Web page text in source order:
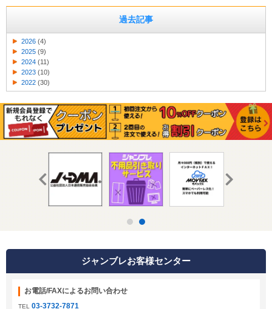
過去記事
2026 (4)
2025 (9)
2024 (11)
2023 (10)
2022 (30)
ジャンブレお客様センター
お電話/FAXによるお問い合わせ
TEL 03-3732-7871